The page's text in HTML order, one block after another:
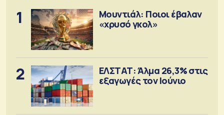
1
Μουντιάλ: Ποιοι έβαλαν
«χρυσό γκολ»
2
ΕΛΣΤΑΤ: Άλμα 26,3% στις
εξαγωγές τον Ιούνιο